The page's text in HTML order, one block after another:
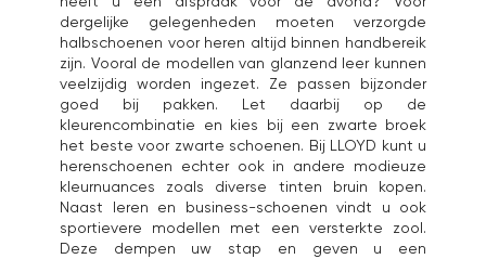
dergelijke gelegenheden moeten verzorgde
halbschoenen voor heren altijd binnen handbereik
zijn. Vooral de modellen van glanzend leer kunnen
veelzijdig worden ingezet. Ze passen bijzonder
goed bij pakken. Let daarbij op de
kleurencombinatie en kies bij een zwarte broek
het beste voor zwarte schoenen. Bij LLOYD kunt u
herenschoenen echter ook in andere modieuze
kleurnuances zoals diverse tinten bruin kopen.
Naast leren en business-schoenen vindt u ook
sportievere modellen met een versterkte zool.
Deze dempen uw stap en geven u een